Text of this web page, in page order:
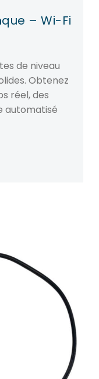
– Wi-Fi
de niveau
Obtenez
réel, des
automatisé